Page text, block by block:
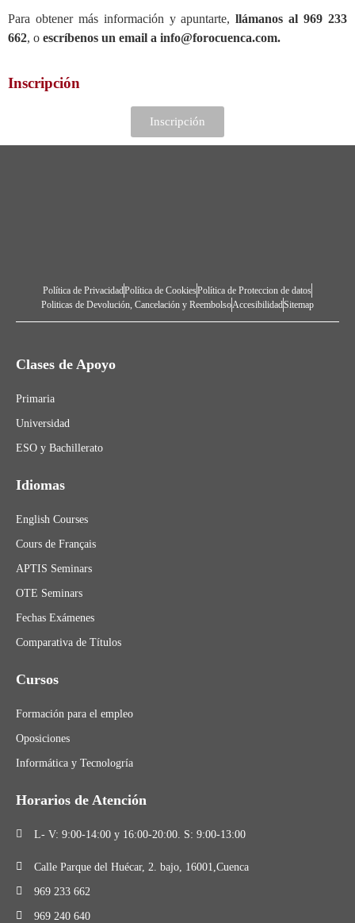
Para obtener más información y apuntarte,llámanos al 969 233
662, o escríbenos un email a info@forocuenca.com.
Inscripción
Inscripción
Política de PrivacidadPolítica de CookiesPolítica de Proteccion de datos
Politicas de Devolución, Cancelación y ReembolsoAccesibilidadSitemap
Clases de Apoyo
Primaria
Universidad
ESO y Bachillerato
Idiomas
English Courses
Cours de Français
APTIS Seminars
OTE Seminars
Fechas Exámenes
Comparativa de Títulos
Cursos
Formación para el empleo
Oposiciones
Informática y Tecnologría
Horarios de Atención
L- V: 9:00-14:00 y 16:00-20:00. S: 9:00-13:00
Calle Parque del Huécar, 2. bajo, 16001,Cuenca
969 233 662
969 240 640